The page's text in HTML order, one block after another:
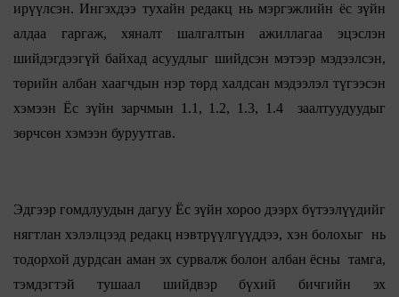
ирүүлсэн. Ингэхдээ тухайн редакц нь мэргэжлийн ёс зүйн
алдаа гаргаж, хяналт шалгалтын ажиллагаа эцэслэн
шийдэгдээгүй байхад асуудлыг шийдсэн мэтээр мэдээлсэн,
төрийн албан хаагчдын нэр төрд халдсан мэдээлэл түгээсэн
хэмээн Ёс зүйн зарчмын 1.1, 1.2, 1.3, 1.4 заалтуудуудыг
зөрчсөн хэмээн буруутгав.
Эдгээр гомдлуудын дагуу Ёс зүйн хороо дээрх бүтээлүүдийг
нягтлан хэлэлцээд редакц нэвтрүүлгүүддээ, хэн болохыг нь
тодорхой дурдсан аман эх сурвалж болон албан ёсны тамга,
тэмдэгтэй тушаал шийдвэр бүхий бичгийн эх